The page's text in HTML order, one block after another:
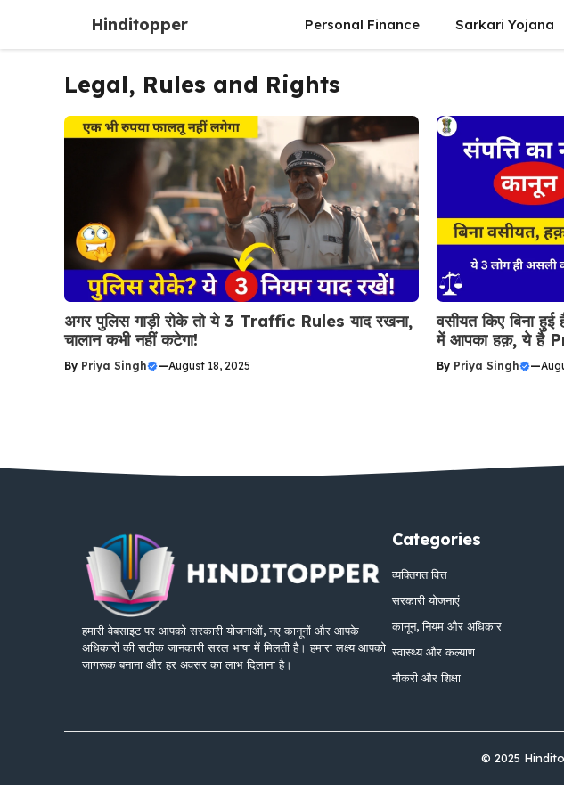
content
Hinditopper Personal Finance Sarkari Yojana
Legal, Rules and Rights
अगर पुलिस गाड़ी रोके तो ये 3 Traffic Rules याद रखना,
चालान कभी नहीं कटेगा!
By Priya Singh —August 18, 2025
वसीयत किए बिना हुई
में आपका हक़, ये है
By Priya Singh —
हमारी वेबसाइट पर आपको सरकारी योजनाओं, नए कानूनों और आपके
अधिकारों की सटीक जानकारी सरल भाषा में मिलती है। हमारा लक्ष्य आपको
जागरूक बनाना और हर अवसर का लाभ दिलाना है।
Categories
व्यक्तिगत वित्त
सरकारी योजनाएं
कानून, नियम और अधिकार
स्वास्थ्य और कल्याण
नौकरी और शिक्षा
© 2025